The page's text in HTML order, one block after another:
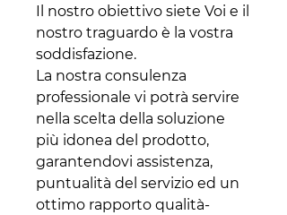
Il nostro obiettivo siete Voi e il
nostro traguardo è la vostra
soddisfazione.
La nostra consulenza
professionale vi potrà servire
nella scelta della soluzione
più idonea del prodotto,
garantendovi assistenza,
puntualità del servizio ed un
ottimo rapporto qualità-